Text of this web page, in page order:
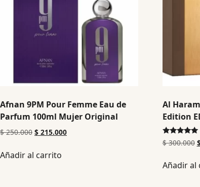
Afnan 9PM Pour Femme Eau de
Parfum 100ml Mujer Original
$250.000 $ 215.000
Añadir al carrito
Al
Edition
Valorado en
5.00
$300.000
Añadir al